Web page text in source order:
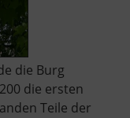
die Burg
die ersten
Teile der